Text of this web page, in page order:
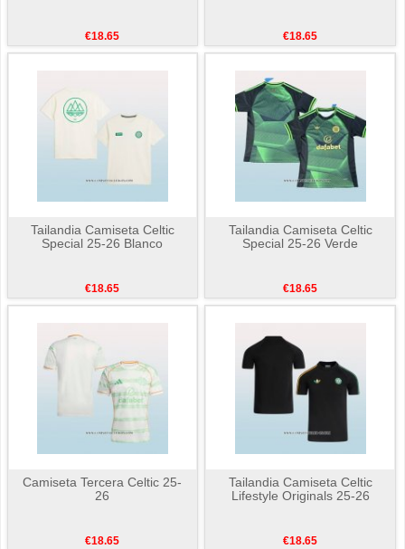
€18.65 €18.65
Tailandia Camiseta Celtic
Special 25-26 Blanco
€18.65
Tailandia Camiseta Celtic
Special 25-26 Verde
€18.65
Camiseta Tercera Celtic 25-
26
€18.65
Tailandia Camiseta Celtic
Lifestyle Originals 25-26
€18.65